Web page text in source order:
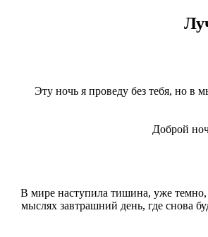
Эту ночь я проведу без тебя, но в
Доброй
В мире наступила тишина, уже темно,
мыслях завтрашний день, где снова